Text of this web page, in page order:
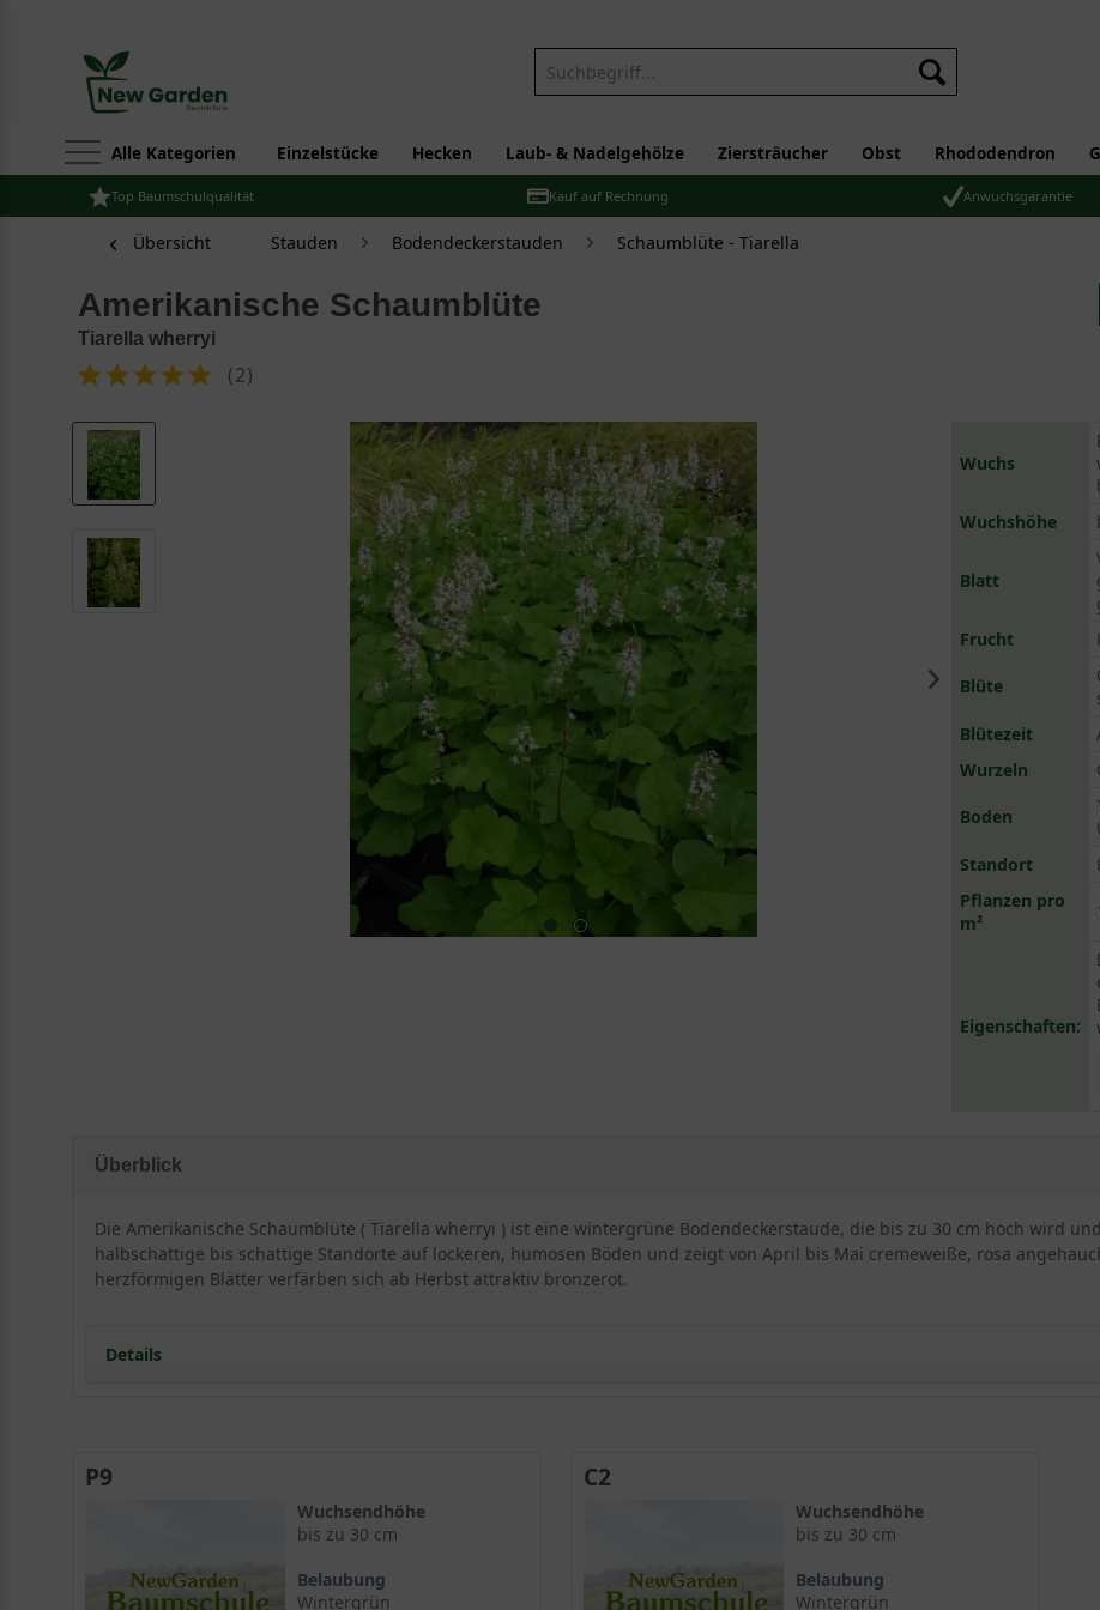
Alle Kategorien Einzelstücke Hecken Laub- & Nadelgehölze Ziersträucher Obst Rhododendron
Top Baumschulqualität Kauf auf Rechnung Anwuchsgarantie
Übersicht Stauden Bodendeckerstauden Schaumblüte - Tiarella
Amerikanische Schaumblüte
Tiarella wherryi
(2)
Wuchs
Wuchshöhe
Blatt
Frucht
Blüte
Blütezeit
Wurzeln
Boden
Standort
Pflanzen pro
m²
Eigenschaften:
Überblick
Die Amerikanische Schaumblüte ( Tiarella wherryi ) ist eine wintergrüne Bodendeckerstaude, die bis zu 30 cm hoch wird
halbschattige bis schattige Standorte auf lockeren, humosen Böden und zeigt von April bis Mai cremeweiße, rosa
herzförmigen Blätter verfärben sich ab Herbst attraktiv bronzerot.
Details
Standort und Boden
Ansprüche an den Standort der Amerikanischen Schaumblüte
Blüte und Blattwerk von Tiarella wherryi
Verwendung im Garten
P9
Wuchsendhöhe
bis zu 30 cm
Belaubung
Wintergrün
C2
Wuchsendhöhe
bis zu 30 cm
Belaubung
Wintergrün